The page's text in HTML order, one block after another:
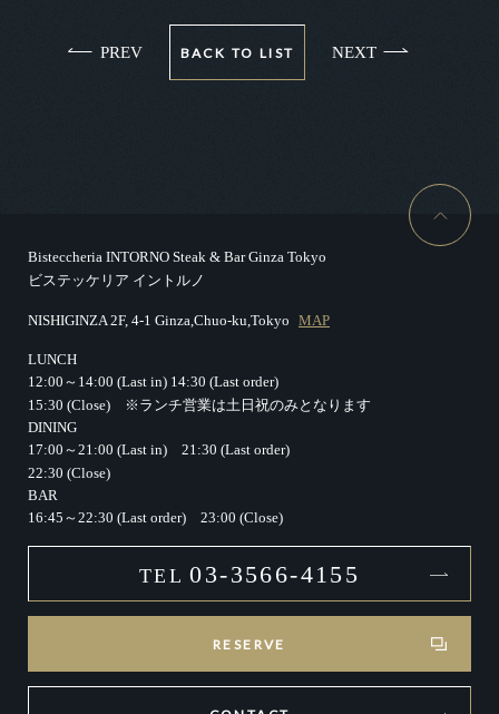
PREV BACK TO LIST NEXT
Bisteccheria INTORNO Steak & Bar Ginza Tokyo
ビステッケリア イントルノ
NISHIGINZA 2F, 4-1 Ginza,Chuo-ku,Tokyo MAP
LUNCH
12:00～14:00 (Last in) 14:30 (Last order)
15:30 (Close)
※ランチ営業は土日祝のみとなります
DINING
17:00～21:00 (Last in)
21:30 (Last order)
22:30 (Close)
BAR
16:45～22:30 (Last order)
23:00 (Close)
TEL 03-3566-4155
RESERVE